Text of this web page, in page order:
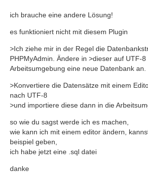
ich brauche eine andere Lösung!
es funktioniert nicht mit diesem Plugin
>Ich ziehe mir in der Regel die
PHPMyAdmin. Ändere in >dieser auf UTF-
Arbeitsumgebung eine neue Datenbank an.
>Konvertiere die Datensätze mit einem
nach UTF-8
>und importiere diese dann in die
so wie du sagst werde ich es machen,
wie kann ich mit einem editor ändern,
beispiel geben,
ich habe jetzt eine .sql datei
danke